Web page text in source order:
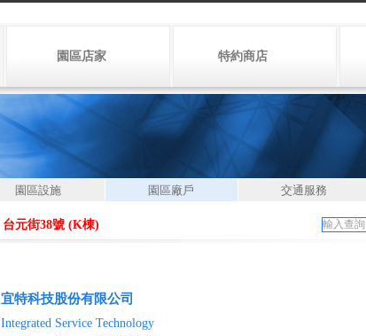
園區店家 特約商店
園區設施 園區廠戶 交通服務
台元街38號 (K棟)
宜特科技股份有限公司
Integrated Service Technology